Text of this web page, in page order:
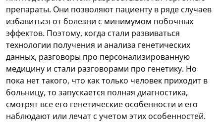
препараты. Они позволяют пациенту в ряде случаев
избавиться от болезни с минимумом побочных
эффектов. Поэтому, когда стали развиваться
технологии получения и анализа генетических
данных, разговоры про персонализированную
медицину и стали разговорами про генетику. Но
пока нет такого, что как только человек приходит в
больницу, то запускается полная диагностика,
смотрят все его генетические особенности и его
наблюдают или лечат с учетом этих особенностей.